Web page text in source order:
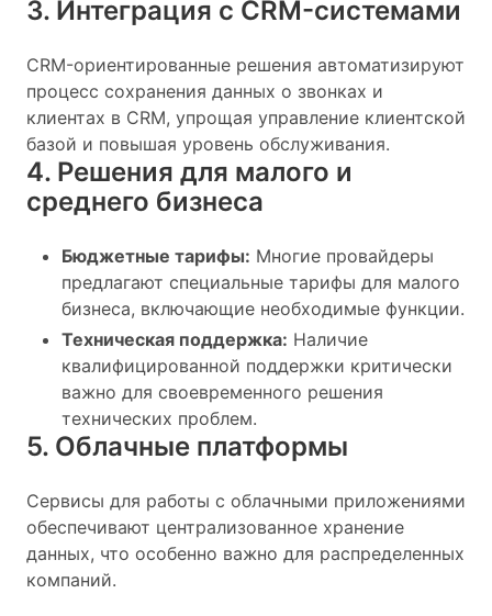
3. Интеграция с CRM-системами
CRM-ориентированные решения автоматизируют
процесс сохранения данных о звонках и
клиентах в CRM, упрощая управление клиентской
базой и повышая уровень обслуживания.
4. Решения для малого и
среднего бизнеса
Бюджетные тарифы: Многие провайдеры
предлагают специальные тарифы для малого
бизнеса, включающие необходимые функции.
Техническая поддержка: Наличие
квалифицированной поддержки критически
важно для своевременного решения
технических проблем.
5. Облачные платформы
Сервисы для работы с облачными приложениями
обеспечивают централизованное хранение
данных, что особенно важно для распределенных
компаний.